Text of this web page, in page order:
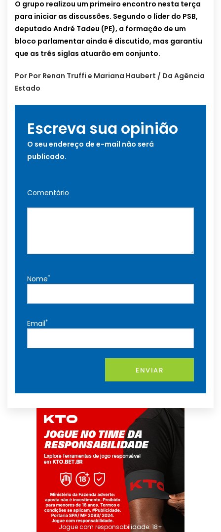
O grupo realizou um primeiro encontro nesta terça
para iniciar as discussões. Segundo o líder do PSB,
deputado André Tadeu (PE), a formação de um
bloco parlamentar ainda é discutido, mas garantiu
que as três siglas atuarão em conjunto.
Por Por Renan Truffi e Mariana Haubert / Da Agência
Estado
Escreva sua opinião
O seu endereço de e-mail não será
publicado.
Comentário
Nome*
Email*
ENVIAR
Jogue com responsabilidade. 18+